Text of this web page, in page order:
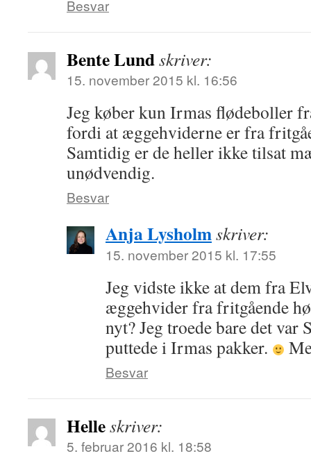
Besvar
Bente Lundskriver:
15. november 2015 kl. 16:56
Jeg køber kun Irmas flødeboller
fordi at æggehviderne er fra
Samtidig er de heller ikke tilsat
unødvendig.
Besvar
Anja Lysholmskriver:
15. november 2015 kl. 17:55
Jeg vidste ikke at dem fra
æggehvider fra fritgående
nyt? Jeg troede bare det var
puttede i Irmas pakker.
Besvar
Helleskriver:
5. februar 2016 kl. 18:58